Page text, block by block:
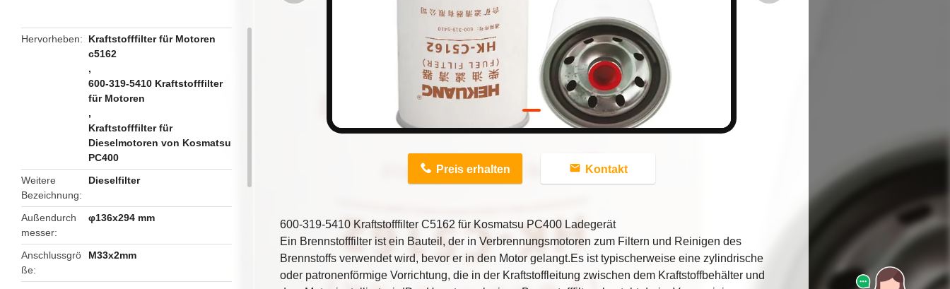
Hervorheben
Kraftstofffilter für Motoren
c5162
,
600-319-5410 Kraftstofffilter
für Motoren
,
Kraftstofffilter für
Dieselmotoren von Kosmatsu
PC400
Weitere
Bezeichnung
Dieselfilter
Außendurch
messer
φ136x294 mm
Anschlussgrö
ße
M33x2mm
Preis erhalten Kontakt
600-319-5410 Kraftstofffilter C5162 für Kosmatsu PC400 Ladegerät
Ein Brennstofffilter ist ein Bauteil, der in Verbrennungsmotoren zum Filtern und Reinigen des
Brennstoffs verwendet wird, bevor er in den Motor gelangt.Es ist typischerweise eine zylindrische
oder patronenförmige Vorrichtung, die in der Kraftstoffleitung zwischen dem Kraftstoffbehälter und